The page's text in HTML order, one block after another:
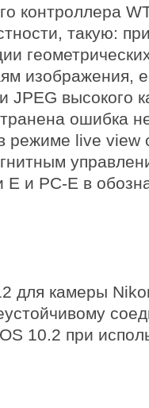
контроллера
такую:
изображения,
JPEG высокого
ошибка
режиме live view
и PC-E в
для камеры
10.2 при